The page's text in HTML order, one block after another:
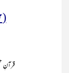
(۲) امر بالمعروف و نہی عن المنکر
قرآنِ